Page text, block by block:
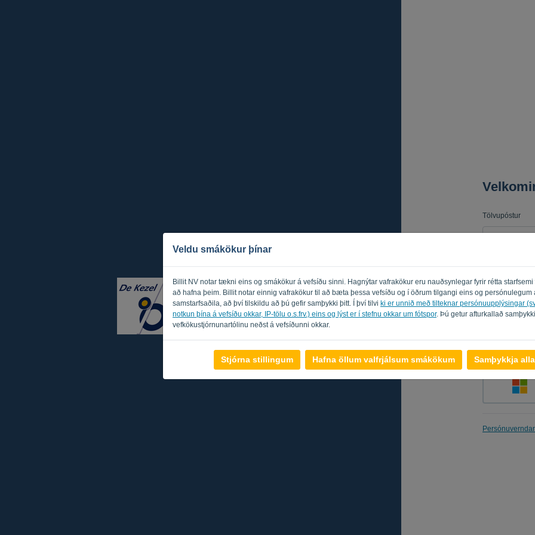
Veldu smákökur þínar
Billit NV notar tækni eins og smákökur á vefsíðu sinni. Hagnýtar vafrakökur eru nauðsynlegar fyrir rétta
að hafna þeim. Billit notar einnig vafrakökur til að bæta þessa vefsíðu og í öðrum tilgangi eins og persónulegum
samstarfsaðila, að því tilskildu að þú gefir samþykki þitt. Í því tilvi ki er unnið með tilteknar persónuupplýsingar
notkun þína á vefsíðu okkar, IP-tölu o.s.frv.) eins og lýst er í stefnu okkar um fótspor. Þú getur afturkallað
vefkökustjórnunartólinu neðst á vefsíðunni okkar.
Stjórna stillingum Hafna öllum valfrjálsum smákökum Samþykkja
Tölvupóstur
Muna eftir